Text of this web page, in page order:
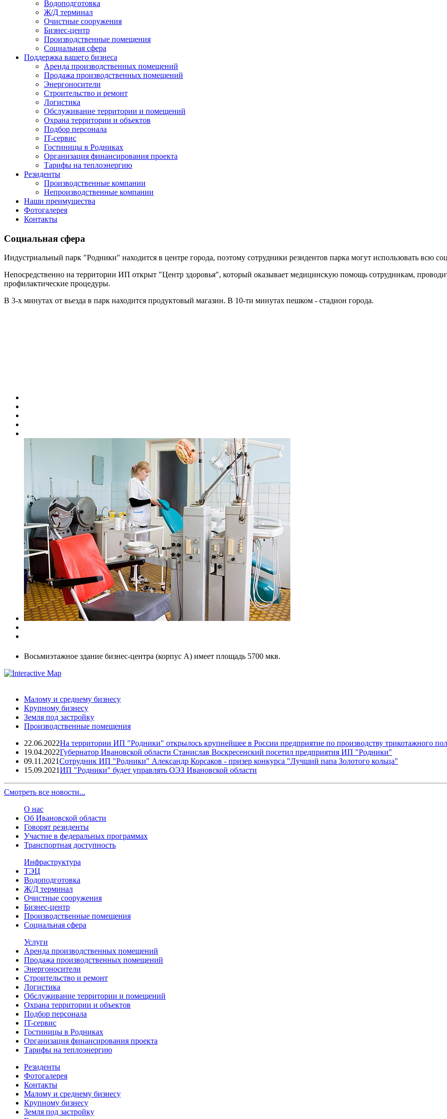
Водоподготовка
Ж/Д терминал
Очистные сооружения
Бизнес-центр
Производственные помещения
Социальная сфера
Поддержка вашего бизнеса
Аренда производственных помещений
Продажа производственных помещений
Энергоносители
Строительство и ремонт
Логистика
Обслуживание территории и помещений
Охрана территории и объектов
Подбор персонала
IT-сервис
Гостиницы в Родниках
Организация финансирования проекта
Тарифы на теплоэнергию
Резиденты
Производственные компании
Непроизводственные компании
Наши преимущества
Фотогалерея
Контакты
Социальная сфера
Индустриальный парк "Родники" находится в центре города, поэтому сотрудники резидентов парка могут использовать всю
Непосредственно на территории ИП открыт "Центр здоровья", который оказывает медицинскую помощь сотрудникам,
профилактические процедуры.
В 3-х минутах от вьезда в парк находится продуктовый магазин. В 10-ти минутах пешком - стадион города.
Восьмиэтажное здание бизнес-центра (корпус А) имеет площадь 5700 мкв.
Малому и среднему бизнесу
Крупному бизнесу
Земля под застройку
Производственные помещения
22.06.2022На территории ИП "Родники" открылось крупнейшее в России предприятие по производству трикотажного
19.04.2022Губернатор Ивановской области Станислав Воскресенский посетил предприятия ИП "Родники"
09.11.2021Сотрудник ИП "Родники" Александр Корсаков - призер конкурса "Лучший папа Золотого кольца"
15.09.2021ИП "Родники" будет управлять ОЭЗ Ивановской области
Смотреть все новости...
О нас
Об Ивановской области
Говорят резиденты
Участие в федеральных программах
Транспортная доступность
Инфраструктура
ТЭЦ
Водоподготовка
Ж/Д терминал
Очистные сооружения
Бизнес-центр
Производственные помещения
Социальная сфера
Услуги
Аренда производственных помещений
Продажа производственных помещений
Энергоносители
Строительство и ремонт
Логистика
Обслуживание территории и помещений
Охрана территории и объектов
Подбор персонала
IT-сервис
Гостиницы в Родниках
Организация финансирования проекта
Тарифы на теплоэнергию
Резиденты
Фотогалерея
Контакты
Малому и среднему бизнесу
Крупному бизнесу
Земля под застройку